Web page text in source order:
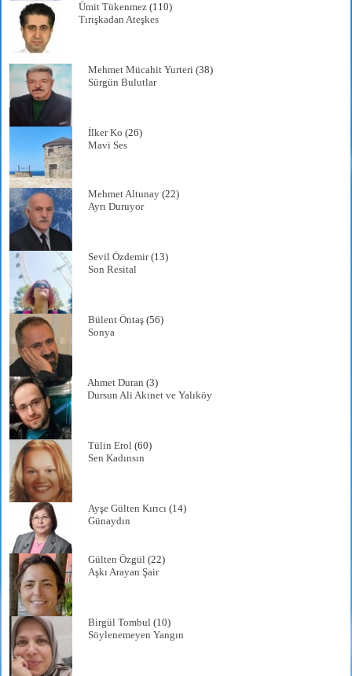
Ümit Tükenmez (110)
Tırışkadan Ateşkes
Mehmet Mücahit Yurteri (38)
Sürgün Bulutlar
İlker Ko (26)
Mavi Ses
Mehmet Altunay (22)
Ayrı Duruyor
Sevil Özdemir(13)
Son Resital
Bülent Öntaş (56)
Sonya
Ahmet Duran (3)
Dursun Ali Akınet ve Yalıköy
Tülin Erol (60)
Sen Kadınsın
Ayşe Gülten Kırıcı (14)
Günaydın
Gülten Özgül (22)
Aşkı Arayan Şair
Birgül Tombul (10)
Söylenemeyen Yangın